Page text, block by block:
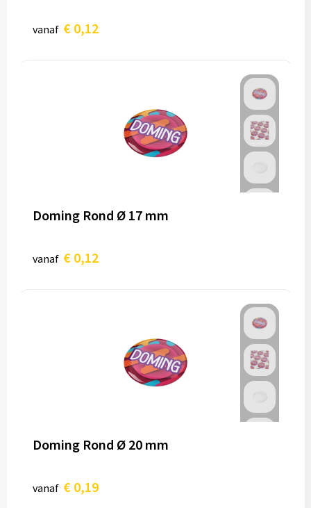
vanaf € 0,12
Doming Rond Ø 17 mm
vanaf € 0,12
Doming Rond Ø 20 mm
vanaf € 0,19